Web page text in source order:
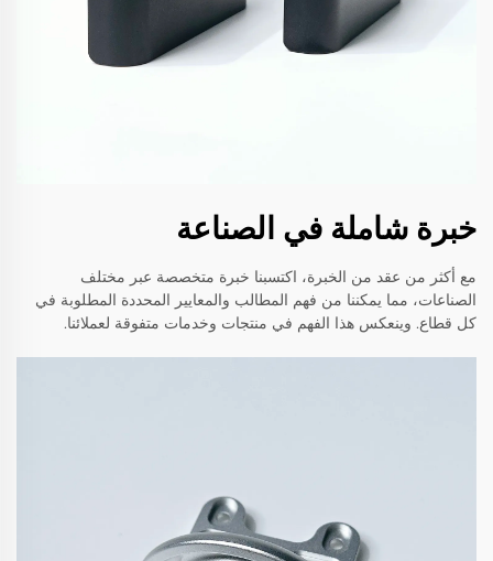
خبرة شاملة في الصناعة
مع أكثر من عقد من الخبرة، اكتسبنا خبرة متخصصة عبر مختلف
الصناعات، مما يمكننا من فهم المطالب والمعايير المحددة المطلوبة في
كل قطاع. وينعكس هذا الفهم في منتجات وخدمات متفوقة لعملائنا.